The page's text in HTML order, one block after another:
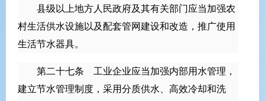
县级以上地方人民政府及其有关部门应当加强农
村生活供水设施以及配套管网建设和改造，推广使用
生活节水器具。
第二十七条 工业企业应当加强内部用水管理，
建立节水管理制度，采用分质供水、高效冷却和洗